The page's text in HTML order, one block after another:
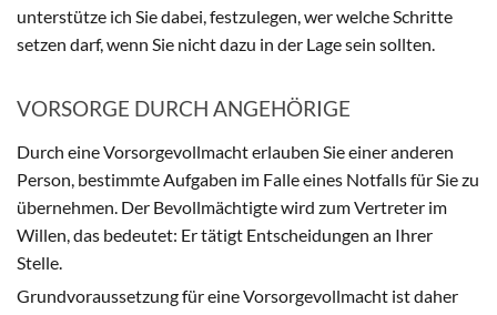
unterstütze ich Sie dabei, festzulegen, wer welche Schritte
setzen darf, wenn Sie nicht dazu in der Lage sein sollten.
VORSORGE DURCH ANGEHÖRIGE
Durch eine Vorsorgevollmacht erlauben Sie einer anderen
Person, bestimmte Aufgaben im Falle eines Notfalls für Sie zu
übernehmen. Der Bevollmächtigte wird zum Vertreter im
Willen, das bedeutet: Er tätigt Entscheidungen an Ihrer
Stelle.
Grundvoraussetzung für eine Vorsorgevollmacht ist daher